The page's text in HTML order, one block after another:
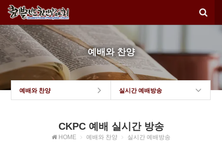
예배와 찬양
예배와 찬양 실시간 예배방송
CKPC 예배 실시간 방송
HOME 예배와 찬양 실시간 예배방송